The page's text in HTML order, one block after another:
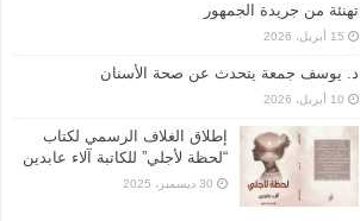
تهنئة من جريدة الجمهور
15 أبريل، 2026
د. يوسف جمعة يتحدث عن صحة الأسنان
10 أبريل، 2026
إطلاق الغلاف الرسمي لكتاب
“لحظة لأجلي” للكاتبة آلاء عابدين
30 ديسمبر، 2025